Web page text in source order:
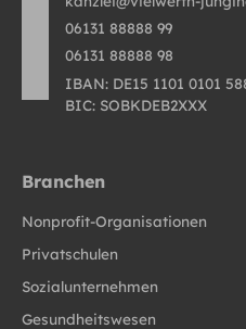
Branchen
Nonprofit-Organisationen
Privatschulen
Sozialunternehmen
Gesundheitswesen
06131 88888 99
06131 88888 98
IBAN: DE15 1101 0101
BIC: SOBKDEB2XXX